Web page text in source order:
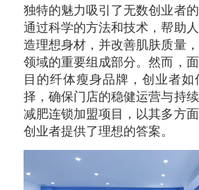
独特的魅力吸引了无数创业者
通过科学的方法和技术，帮助
造理想身材，并改善肌肤质量
领域的重要组成部分。然而，
目的纤体瘦身品牌，创业者
择，确保门店的稳健运营与持
减肥连锁加盟项目，以其多方
创业者提供了理想的答案。